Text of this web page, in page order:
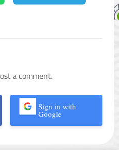
a comment.
Sign in with
Google